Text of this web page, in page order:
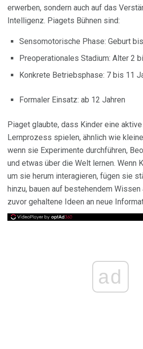
erwerben, sondern auch auf das
Intelligenz. Piagets Bühnen sind:
Sensomotorische Phase: Geburt
Preoperationales Stadium: Alter 2
Konkrete Betriebsphase: 7 bis 11
Formaler Einsatz: ab 12 Jahren
Piaget glaubte, dass Kinder eine
Lernprozess spielen, ähnlich wie
wenn sie Experimente durchführen,
und etwas über die Welt lernen. Wenn
um sie herum interagieren, fügen sie
hinzu, bauen auf bestehendem Wissen
zuvor gehaltene Ideen an neue
ad